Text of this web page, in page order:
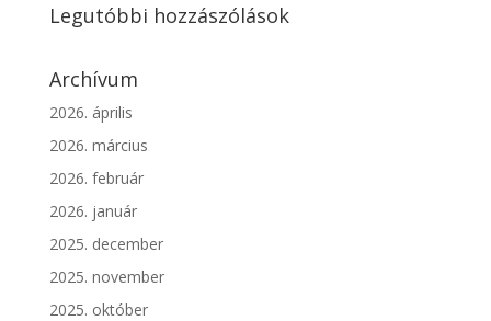
Legutóbbi hozzászólások
Archívum
2026. április
2026. március
2026. február
2026. január
2025. december
2025. november
2025. október